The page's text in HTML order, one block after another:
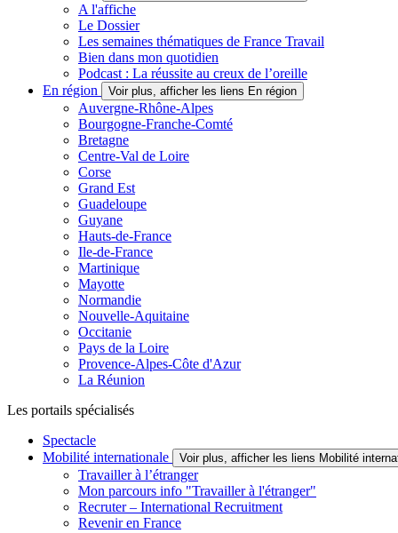
A l'affiche
Le Dossier
Les semaines thématiques de France Travail
Bien dans mon quotidien
Podcast : La réussite au creux de l’oreille
En région
Voir plus, afficher les liens En région
Auvergne-Rhône-Alpes
Bourgogne-Franche-Comté
Bretagne
Centre-Val de Loire
Corse
Grand Est
Guadeloupe
Guyane
Hauts-de-France
Ile-de-France
Martinique
Mayotte
Normandie
Nouvelle-Aquitaine
Occitanie
Pays de la Loire
Provence-Alpes-Côte d'Azur
La Réunion
Les portails spécialisés
Spectacle
Mobilité internationale
Voir plus, afficher les liens Mobilité
Travailler à l’étranger
Mon parcours info "Travailler à l'étranger"
Recruter – International Recruitment
Revenir en France